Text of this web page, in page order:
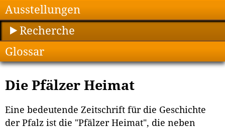
Ausstellungen
Recherche
Glossar
Die Pfälzer Heimat
Eine bedeutende Zeitschrift für die Geschichte
der Pfalz ist die "Pfälzer Heimat", die neben